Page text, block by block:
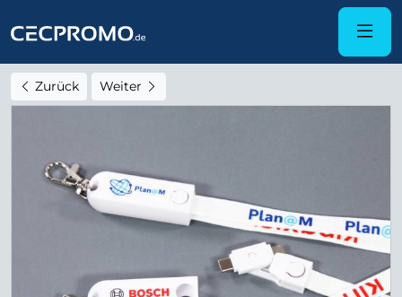
Zurück Weiter